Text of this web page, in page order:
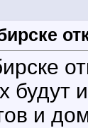
будут
и